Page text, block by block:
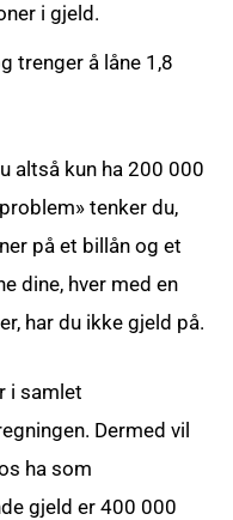
i gjeld.
trenger å låne 1,8
altså kun ha 200 000
tenker du,
på et billån og et
dine, hver med en
har du ikke gjeld på.
i samlet
Dermed vil
ha som
gjeld er 400 000